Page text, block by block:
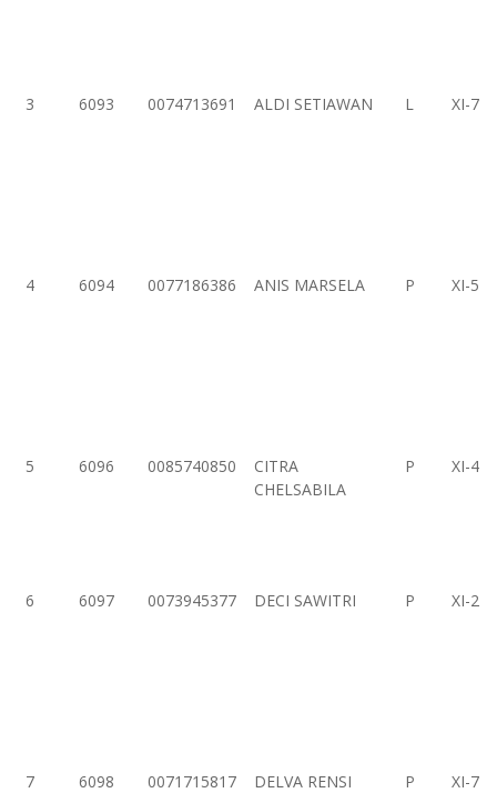
3 6093 0074713691 ALDI SETIAWAN L XI-7
4 6094 0077186386 ANIS MARSELA P XI-5
5 6096 0085740850
CITRA
CHELSABILA
P XI-4
6 6097 0073945377 DECI SAWITRI P XI-2
7 6098 0071715817 DELVA RENSI P XI-7